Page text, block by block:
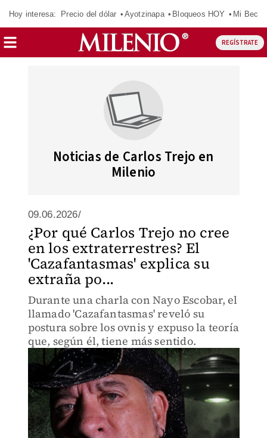
Hoy interesa: Precio del dólar Ayotzinapa Bloqueos HOY Mi Beca
REGÍSTRATE
Noticias de Carlos Trejo en
Milenio
09.06.2026/
¿Por qué Carlos Trejo no cree
en los extraterrestres? El
'Cazafantasmas' explica su
extraña po...
Durante una charla con Nayo Escobar, el
llamado 'Cazafantasmas' reveló su
postura sobre los ovnis y expuso la teoría
que, según él, tiene más sentido.